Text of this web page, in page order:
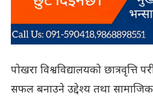
पोखरा विश्वविद्यालयको छात्रवृत्ति
सफल बनाउने उद्देश्य तथा सामाजिक